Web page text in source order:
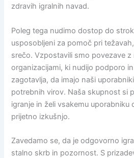
zdravih igralnih navad.
Poleg tega nudimo dostop do
usposobljeni za pomoč pri
srečo. Vzpostavili smo povezave z
organizacijami, ki nudijo podporo
zagotavlja, da imajo naši
potrebnih virov. Naša skupnost si
igranje in želi vsakemu uporabniku
prijetno izkušnjo.
Zavedamo se, da je odgovorno
stalno skrb in pozornost. S